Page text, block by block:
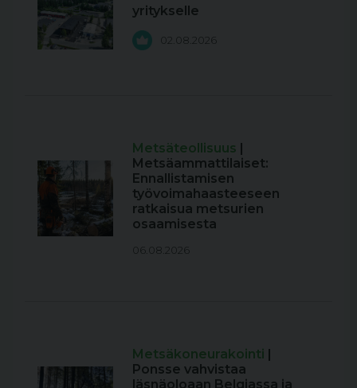
yritykselle
02.08.2026
Metsäteollisuus |
Metsäammattilaiset:
Ennallistamisen
työvoimahaasteeseen
ratkaisua metsurien
osaamisesta
06.08.2026
Metsäkoneurakointi |
Ponsse vahvistaa
läsnäoloaan Belgiassa ja